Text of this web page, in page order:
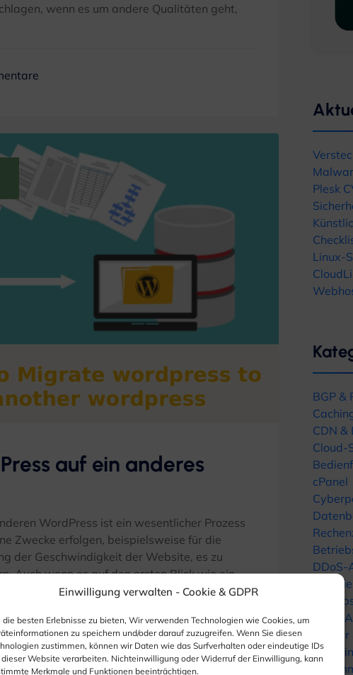
Einwilligung verwalten - Cookie & GDPR
die besten Erlebnisse zu bieten, Wir verwenden Technologien wie Cookies, um
zu speichern und/oder darauf zuzugreifen. Wenn Sie diesen
zustimmen, können wir Daten wie das Surfverhalten oder eindeutige IDs
Website verarbeiten. Nichteinwilligung oder Widerruf der Einwilligung, kann
Merkmale und Funktionen beeinträchtigen.
wenn es um andere Qualitäten geht,
auf ein anderes
WordPress ist ein wesentlicher Prozess
Zwecke erfolgen, beispielsweise für die
der Geschwindigkeit der Website, es zu
Auch wenn es auf den ersten Blick wie ein
während ...
Plesk
Linux-
BGP &
CDN &
Cloud-
cPanel
DDoS-
E-